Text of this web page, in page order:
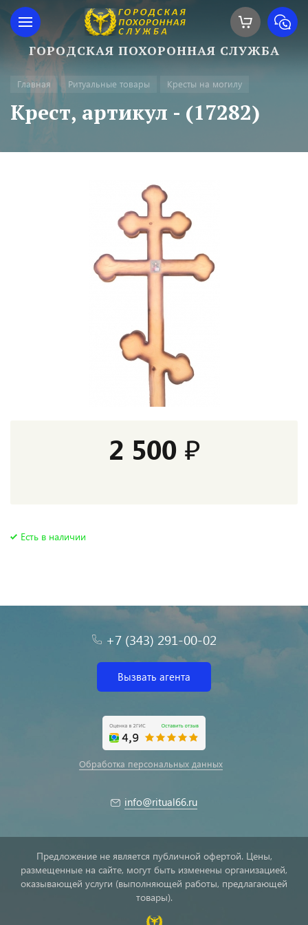
ГОРОДСКАЯ ПОХОРОННАЯ СЛУЖБА
Главная Ритуальные товары Кресты на могилу
Крест, артикул - (17282)
Есть в наличии
2 500 ₽
+7 (343) 291-00-02
Вызвать агента
Обработка персональных данных
info@ritual66.ru
Предложение не является публичной офертой. Цены,
размещенные на сайте, могут быть изменены организацией,
оказывающей услуги (выполняющей работы, предлагающей
товары).